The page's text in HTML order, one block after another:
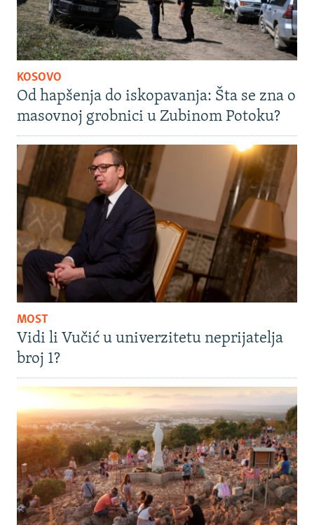
KOSOVO
Od hapšenja do iskopavanja: Šta se zna o
masovnoj grobnici u Zubinom Potoku?
MOST
Vidi li Vučić u univerzitetu neprijatelja
broj 1?